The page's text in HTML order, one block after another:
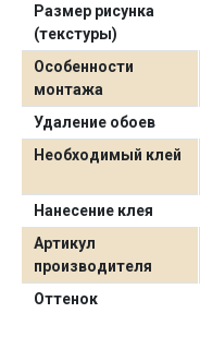
Размер рисунка
(текстуры)
Особенности
монтажа
Удаление обоев
Необходимый клей
Нанесение клея
Артикул
производителя
Оттенок